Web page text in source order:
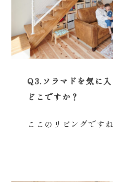
Q3.ソラマドを気に
どこですか？
ここのリビングです